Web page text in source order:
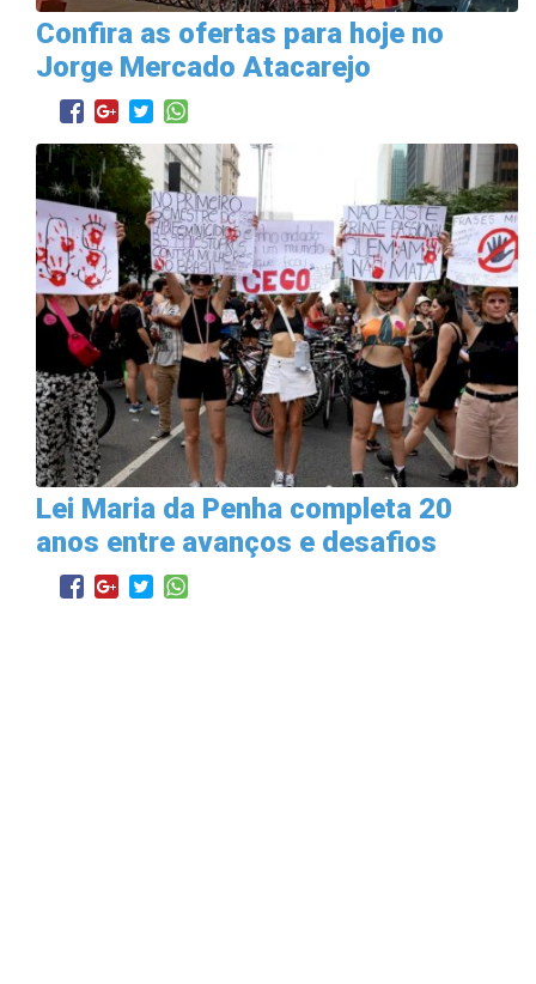
Confira as ofertas para hoje no
Jorge Mercado Atacarejo
Lei Maria da Penha completa 20
anos entre avanços e desafios